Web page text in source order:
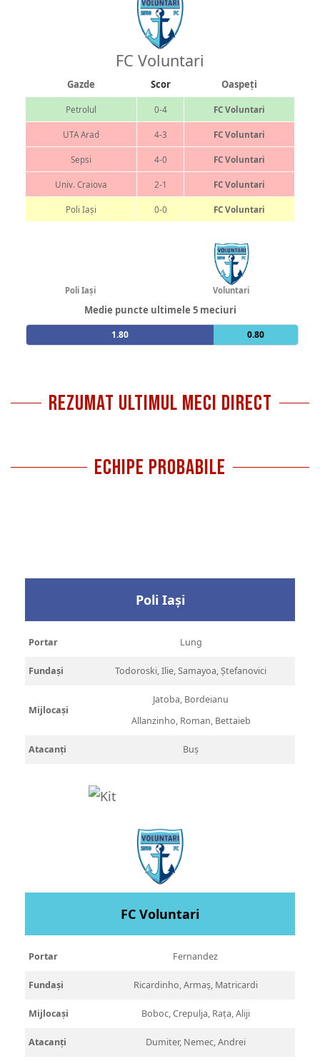
FC Voluntari
Gazde Scor Oaspeți
Petrolul 0-4 FC Voluntari
UTA Arad 4-3 FC Voluntari
Sepsi 4-0 FC Voluntari
Univ. Craiova 2-1 FC Voluntari
Poli Iași 0-0 FC Voluntari
Poli Iași Voluntari
Medie puncte ultimele 5 meciuri
1.80 0.80
REZUMAT ULTIMUL MECI DIRECT
ECHIPE PROBABILE
Poli Iași
Portar Lung
Fundași Todoroski, Ilie, Samayoa, Ștefanovici
Mijlocași
Jatoba, Bordeianu
Allanzinho, Roman, Bettaieb
Atacanți Buș
FC Voluntari
Portar Fernandez
Fundași Ricardinho, Armaș, Matricardi
Mijlocași Boboc, Crepulja, Rața, Aliji
Atacanți Dumiter, Nemec, Andrei